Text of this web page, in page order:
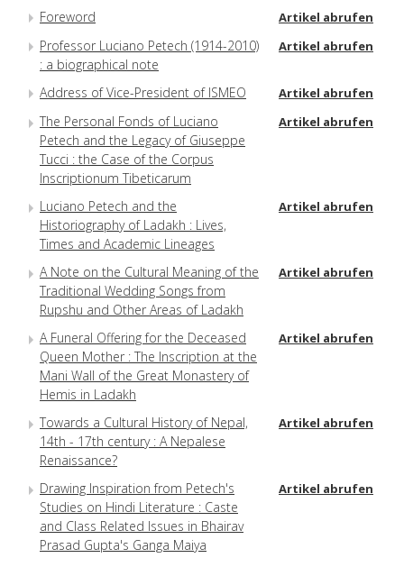
Foreword Artikel abrufen
Professor Luciano Petech (1914-2010)
: a biographical note
Artikel abrufen
Address of Vice-President of ISMEO Artikel abrufen
The Personal Fonds of Luciano
Petech and the Legacy of Giuseppe
Tucci : the Case of the Corpus
Inscriptionum Tibeticarum
Artikel abrufen
Luciano Petech and the
Historiography of Ladakh : Lives,
Times and Academic Lineages
Artikel abrufen
A Note on the Cultural Meaning of the
Traditional Wedding Songs from
Rupshu and Other Areas of Ladakh
Artikel abrufen
A Funeral Offering for the Deceased
Queen Mother : The Inscription at the
Mani Wall of the Great Monastery of
Hemis in Ladakh
Artikel abrufen
Towards a Cultural History of Nepal,
14th - 17th century : A Nepalese
Renaissance?
Artikel abrufen
Drawing Inspiration from Petech's
Studies on Hindi Literature : Caste
and Class Related Issues in Bhairav
Prasad Gupta's Ganga Maiya
Artikel abrufen